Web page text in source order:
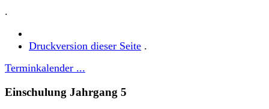
.
Druckversion dieser Seite .
Terminkalender ...
Einschulung Jahrgang 5